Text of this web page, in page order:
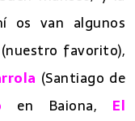
os van algunos
favorito),
(Santiago de
en Baiona, El